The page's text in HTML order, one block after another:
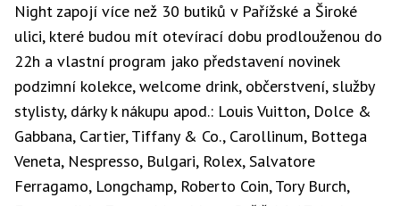
Night zapojí více než 30 butiků v Pařížské a Široké
ulici, které budou mít otevírací dobu prodlouženou do
22h a vlastní program jako představení novinek
podzimní kolekce, welcome drink, občerstvení, služby
stylisty, dárky k nákupu apod.: Louis Vuitton, Dolce &
Gabbana, Cartier, Tiffany & Co., Carollinum, Bottega
Veneta, Nespresso, Bulgari, Rolex, Salvatore
Ferragamo, Longchamp, Roberto Coin, Tory Burch,